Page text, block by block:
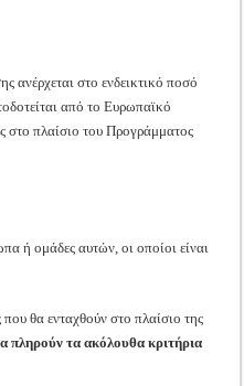
ανέρχεται στο ενδεικτικό ποσό
από το Ευρωπαϊκό
στο πλαίσιο του Προγράμματος
ή ομάδες αυτών, οι οποίοι είναι
που θα ενταχθούν στο πλαίσιο της
πληρούν τα ακόλουθα κριτήρια